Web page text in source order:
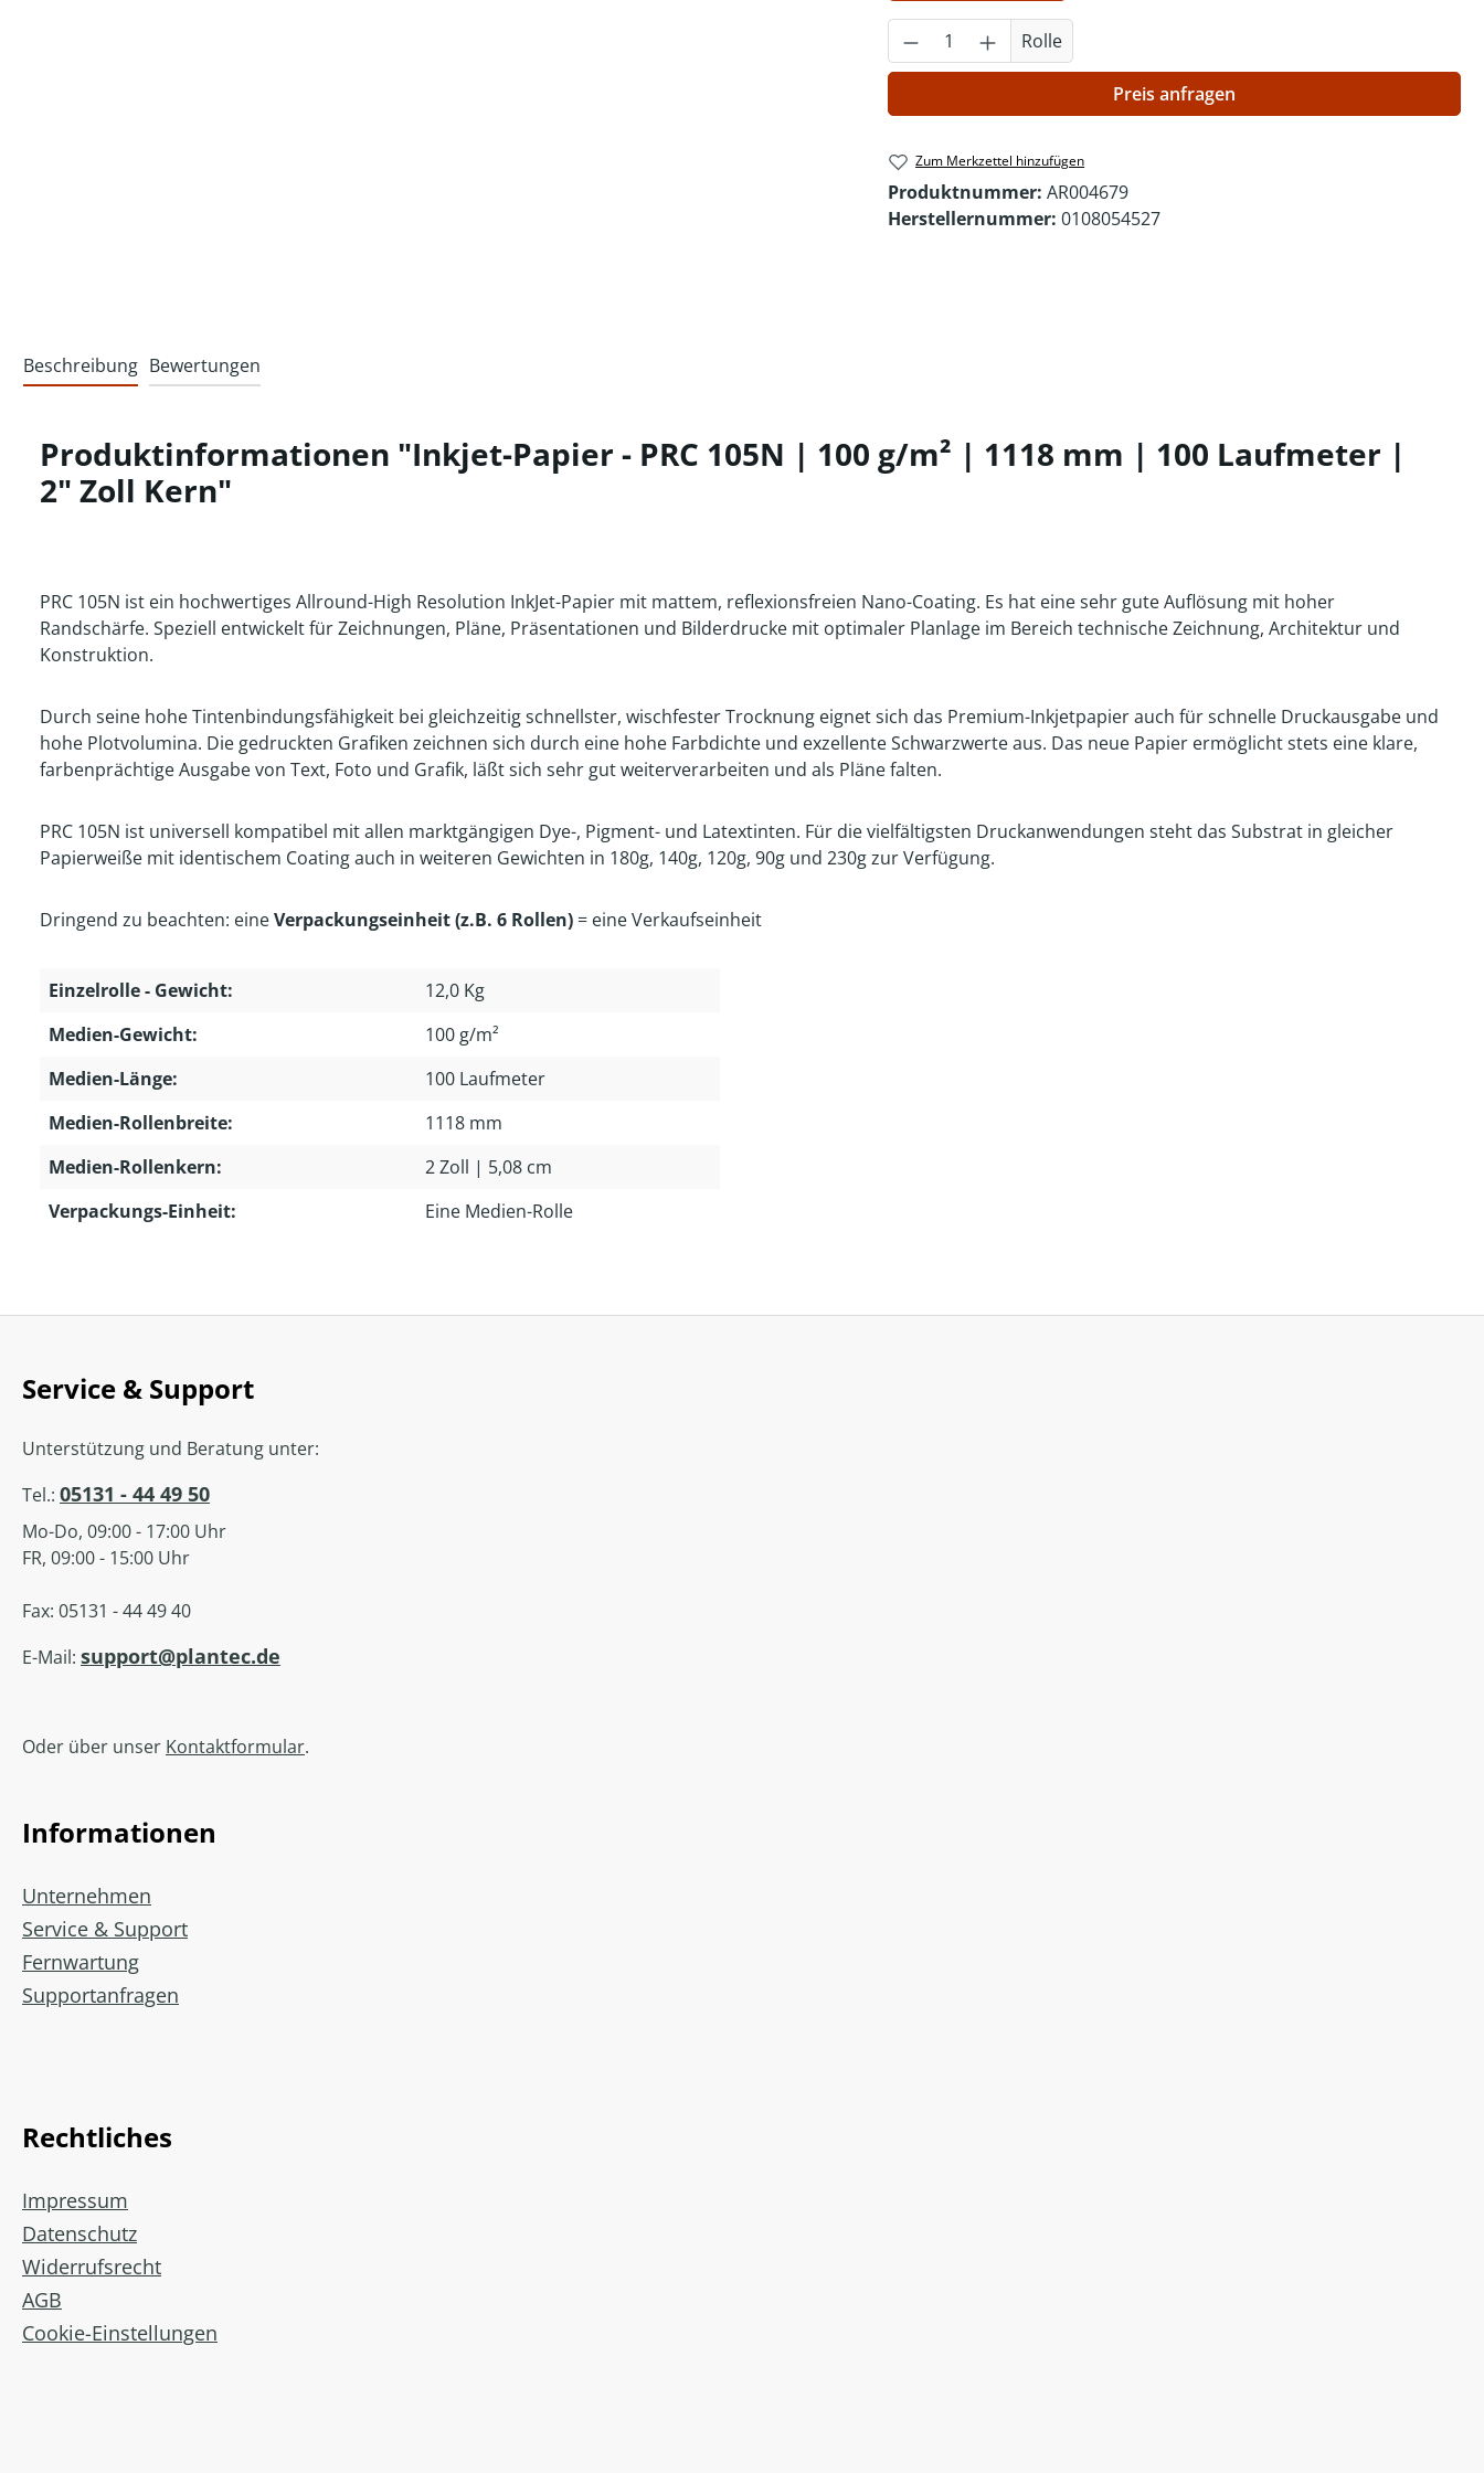
Produkt Anzahl: Gib den gewünschten Wert
Rolle
Preis anfragen
Zum Merkzettel hinzufügen
Produktnummer: AR004679
Herstellernummer: 0108054527
Beschreibung Bewertungen
Produktinformationen "Inkjet-Papier - PRC 105N | 100 g/m² | 1118 mm | 100 Laufmeter |
2" Zoll Kern"
PRC 105N ist ein hochwertiges Allround-High Resolution InkJet-Papier mit mattem, reflexionsfreien Nano-Coating. Es hat eine sehr gute Auflösung mit hoher
Randschärfe. Speziell entwickelt für Zeichnungen, Pläne, Präsentationen und Bilderdrucke mit optimaler Planlage im Bereich technische Zeichnung, Architektur und
Konstruktion.
Durch seine hohe Tintenbindungsfähigkeit bei gleichzeitig schnellster, wischfester Trocknung eignet sich das Premium-Inkjetpapier auch für schnelle Druckausgabe und
hohe Plotvolumina. Die gedruckten Grafiken zeichnen sich durch eine hohe Farbdichte und exzellente Schwarzwerte aus. Das neue Papier ermöglicht stets eine klare,
farbenprächtige Ausgabe von Text, Foto und Grafik, läßt sich sehr gut weiterverarbeiten und als Pläne falten.
PRC 105N ist universell kompatibel mit allen marktgängigen Dye-, Pigment- und Latextinten. Für die vielfältigsten Druckanwendungen steht das Substrat in gleicher
Papierweiße mit identischem Coating auch in weiteren Gewichten in 180g, 140g, 120g, 90g und 230g zur Verfügung.
Dringend zu beachten: eineVerpackungseinheit (z.B. 6 Rollen) = eine Verkaufseinheit
Einzelrolle - Gewicht:
12,0 Kg
Medien-Gewicht:
100 g/m²
Medien-Länge:
100 Laufmeter
Medien-Rollenbreite:
1118 mm
Medien-Rollenkern:
2 Zoll | 5,08 cm
Verpackungs-Einheit:
Eine Medien-Rolle
Service & Support
Unterstützung und Beratung unter:
Tel.: 05131 - 44 49 50
Mo-Do, 09:00 - 17:00 Uhr
FR, 09:00 - 15:00 Uhr
Fax: 05131 - 44 49 40
E-Mail: support@plantec.de
Oder über unser Kontaktformular.
Informationen
Unternehmen
Service & Support
Fernwartung
Supportanfragen
Rechtliches
Impressum
Datenschutz
Widerrufsrecht
AGB
Cookie-Einstellungen